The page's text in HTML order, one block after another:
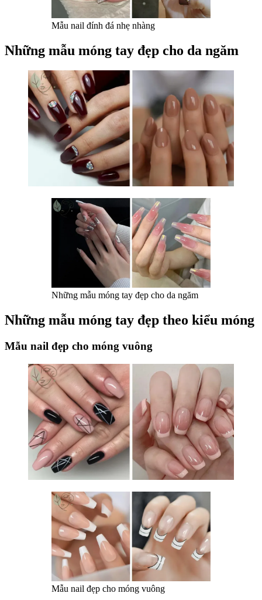
Mẫu nail đính đá nhẹ nhàng
Những mẫu móng tay đẹp cho da ngăm
Những mẫu móng tay đẹp cho da ngăm
Những mẫu móng tay đẹp theo kiểu móng
Mẫu nail đẹp cho móng vuông
Mẫu nail đẹp cho móng vuông